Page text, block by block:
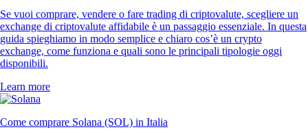
Se vuoi comprare, vendere o fare trading di criptovalute, scegliere un
exchange di criptovalute affidabile è un passaggio essenziale. In questa
guida spieghiamo in modo semplice e chiaro cos’è un crypto
exchange, come funziona e quali sono le principali tipologie oggi
disponibili.
Learn more
Come comprare Solana (SOL) in Italia